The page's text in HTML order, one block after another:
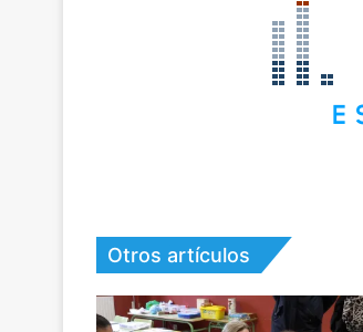
Otros artículos